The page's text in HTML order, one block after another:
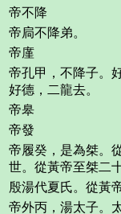
帝不降
帝扃不降弟。
帝廑
帝孔甲，不降子。
好德，二龍去。
帝皋
帝發
帝履癸，是為桀。
世。從黃帝至桀二
殷湯代夏氏。從黃
帝外丙，湯太子。